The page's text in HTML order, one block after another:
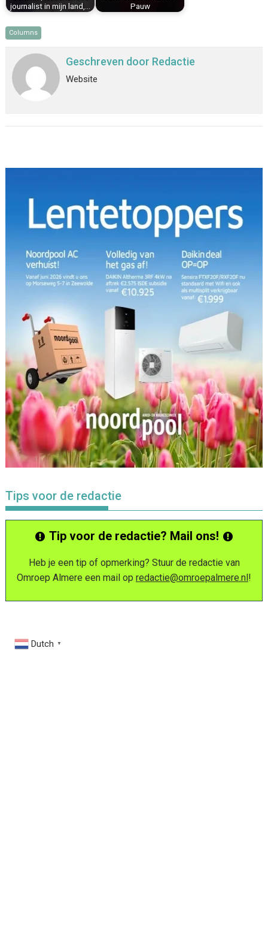
journalist in mijn land,…
Pauw
Columns
Geschreven door Redactie
Website
Tips voor de redactie
Tip voor de redactie? Mail ons!
Heb je een tip of opmerking? Stuur de redactie van
Omroep Almere een mail op redactie@omroepalmere.nl!
Dutch ▼